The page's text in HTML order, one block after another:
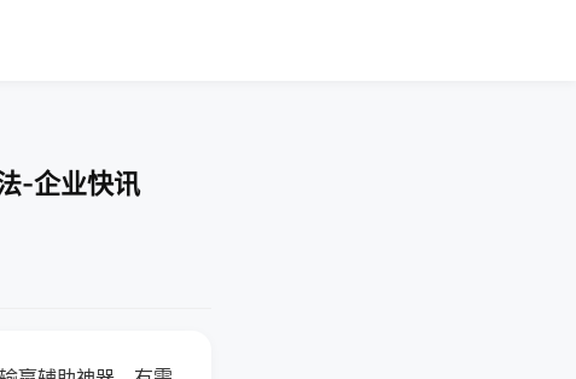
-企业快讯